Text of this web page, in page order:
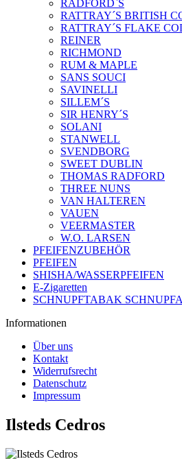
RADFORD`S
RATTRAY´S BRITISH
RATTRAY´S FLAKE
REINER
RICHMOND
RUM & MAPLE
SANS SOUCI
SAVINELLI
SILLEM´S
SIR HENRY´S
SOLANI
STANWELL
SVENDBORG
SWEET DUBLIN
THOMAS RADFORD
THREE NUNS
VAN HALTEREN
VAUEN
VEERMASTER
W.O. LARSEN
PFEIFENZUBEHÖR
PFEIFEN
SHISHA/WASSERPFEIFEN
E-Zigaretten
SCHNUPFTABAK
Informationen
Über uns
Kontakt
Widerrufsrecht
Datenschutz
Impressum
Ilsteds Cedros